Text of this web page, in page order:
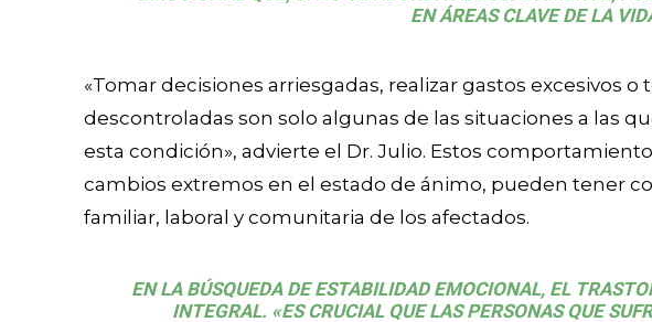
EN ÁREAS CLAVE DE LA
«Tomar decisiones arriesgadas, realizar gastos excesivos
descontroladas son solo algunas de las situaciones a las
esta condición», advierte el Dr. Julio. Estos
cambios extremos en el estado de ánimo, pueden tener
familiar, laboral y comunitaria de los afectados.
EN LA BÚSQUEDA DE ESTABILIDAD EMOCIONAL, EL
INTEGRAL. «ES CRUCIAL QUE LAS PERSONAS QUE